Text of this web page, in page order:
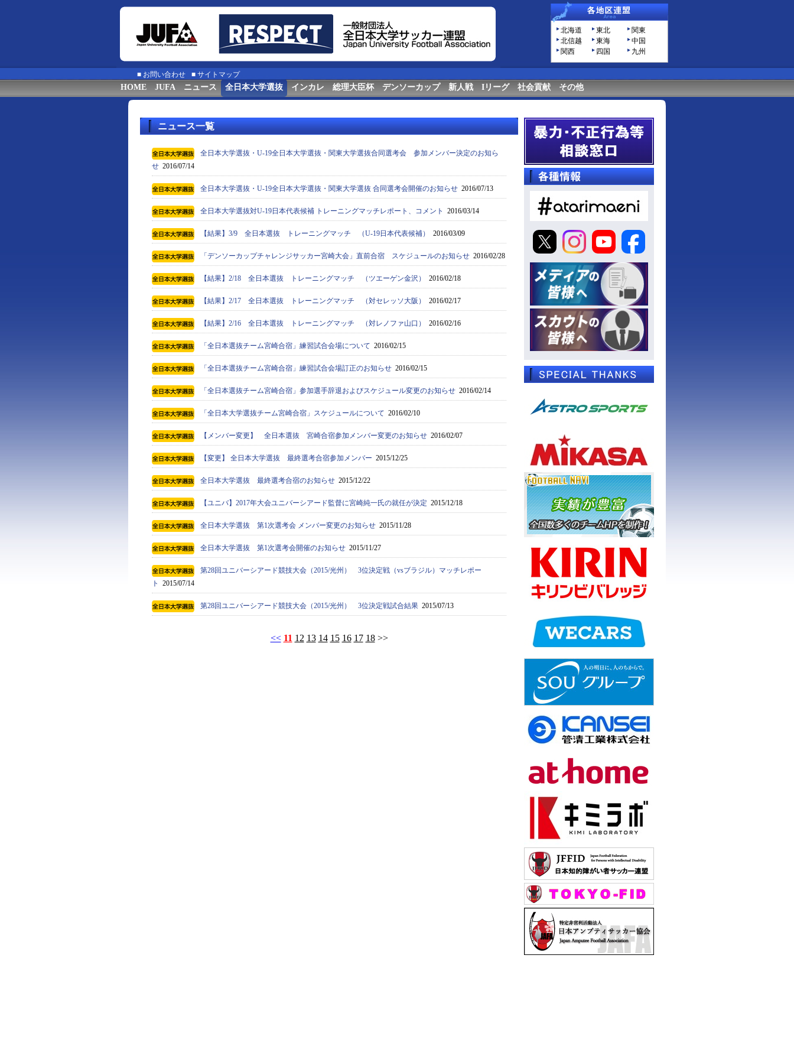
北海道 東北
関東
北信越
東海
中国
関西
四国 九州
■ お問い合わせ ■ サイトマップ
HOME JUFA ニュース 全日本大学選抜 インカレ 総理大臣杯 デンソーカップ 新人戦 Iリーグ 社会貢献 その他
ニュース一覧
全日本大学選抜・U-19全日本大学選抜・関東大学選抜合同選考会 参加メンバー決定のお知ら
せ 2016/07/14
全日本大学選抜・U-19全日本大学選抜・関東大学選抜 合同選考会開催のお知らせ 2016/07/13
全日本大学選抜対U-19日本代表候補 トレーニングマッチレポート、コメント 2016/03/14
【結果】3/9 全日本選抜 トレーニングマッチ （U-19日本代表候補） 2016/03/09
「デンソーカップチャレンジサッカー宮崎大会」直前合宿 スケジュールのお知らせ 2016/02/28
【結果】2/18 全日本選抜 トレーニングマッチ （ツエーゲン金沢） 2016/02/18
【結果】2/17 全日本選抜 トレーニングマッチ （対セレッソ大阪） 2016/02/17
【結果】2/16 全日本選抜 トレーニングマッチ （対レノファ山口） 2016/02/16
「全日本選抜チーム宮崎合宿」練習試合会場について 2016/02/15
「全日本選抜チーム宮崎合宿」練習試合会場訂正のお知らせ 2016/02/15
「全日本選抜チーム宮崎合宿」参加選手辞退およびスケジュール変更のお知らせ 2016/02/14
「全日本大学選抜チーム宮崎合宿」スケジュールについて 2016/02/10
【メンバー変更】 全日本選抜 宮崎合宿参加メンバー変更のお知らせ 2016/02/07
【変更】 全日本大学選抜 最終選考合宿参加メンバー 2015/12/25
全日本大学選抜 最終選考合宿のお知らせ 2015/12/22
【ユニバ】2017年大会ユニバーシアード監督に宮崎純一氏の就任が決定 2015/12/18
全日本大学選抜 第1次選考会 メンバー変更のお知らせ 2015/11/28
全日本大学選抜 第1次選考会開催のお知らせ 2015/11/27
第28回ユニバーシアード競技大会（2015/光州） 3位決定戦（vsブラジル）マッチレポー
ト
2015/07/14
第28回ユニバーシアード競技大会（2015/光州） 3位決定戦試合結果 2015/07/13
<< 11 12 13 14 15 16 17 18>>